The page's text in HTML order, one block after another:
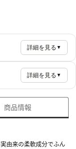
詳細を見る ▼
詳細を見る ▼
商品情報
由来の柔軟成分でふん